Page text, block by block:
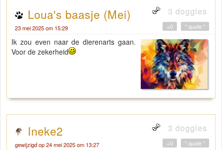
Loua's baasje (Mei) 3 doggies
23 mei 2025 om 15:29 " quote "
+0
Ik zou even naar de dierenarts gaan.
Voor de zekerheid
Ineke2 3 doggies
gewijzigd op 24 mei 2025 om 13:27 " quote "
+0